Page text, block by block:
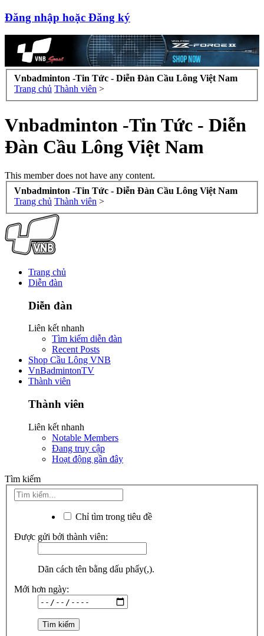
Đăng nhập hoặc Đăng ký
Vnbadminton -Tin Tức - Diễn Đàn Cầu Lông Việt Nam
Trang chủ Thành viên >
Vnbadminton -Tin Tức - Diễn
Đàn Cầu Lông Việt Nam
This member does not have any content.
Vnbadminton -Tin Tức - Diễn Đàn Cầu Lông Việt Nam
Trang chủ Thành viên >
Trang chủ
Diễn đàn
Diễn đàn
Liên kết nhanh
Tìm kiếm diễn đàn
Recent Posts
Shop Cầu Lông VNB
VnBadmintonTV
Thành viên
Thành viên
Liên kết nhanh
Notable Members
Đang truy cập
Hoạt động gần đây
Tìm kiếm
Chỉ tìm trong tiêu đề
Được gửi bởi thành viên:
Dãn cách tên bằng dấu phẩy(,).
Mới hơn ngày: